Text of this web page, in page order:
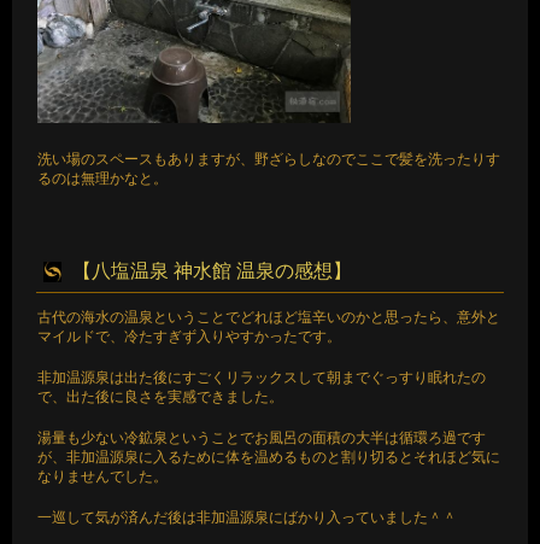
洗い場のスペースもありますが、野ざらしなのでここで髪を洗ったりす
るのは無理かなと。
【八塩温泉 神水館 温泉の感想】
古代の海水の温泉ということでどれほど塩辛いのかと思ったら、意外と
マイルドで、冷たすぎず入りやすかったです。
非加温源泉は出た後にすごくリラックスして朝までぐっすり眠れたの
で、出た後に良さを実感できました。
湯量も少ない冷鉱泉ということでお風呂の面積の大半は循環ろ過です
が、非加温源泉に入るために体を温めるものと割り切るとそれほど気に
なりませんでした。
一巡して気が済んだ後は非加温源泉にばかり入っていました＾＾